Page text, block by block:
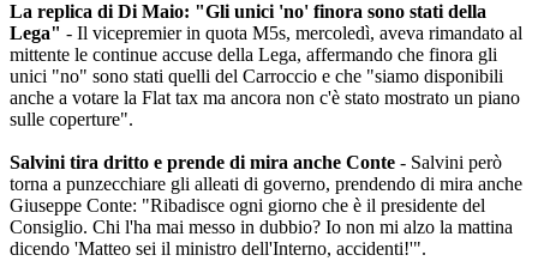
La replica di Di Maio: "Gli unici 'no' finora sono stati della
Lega" - Il vicepremier in quota M5s, mercoledì, aveva rimandato al
mittente le continue accuse della Lega, affermando che finora gli
unici "no" sono stati quelli del Carroccio e che "siamo disponibili
anche a votare la Flat tax ma ancora non c'è stato mostrato un piano
sulle coperture".
Salvini tira dritto e prende di mira anche Conte - Salvini però
torna a punzecchiare gli alleati di governo, prendendo di mira anche
Giuseppe Conte: "Ribadisce ogni giorno che è il presidente del
Consiglio. Chi l'ha mai messo in dubbio? Io non mi alzo la mattina
dicendo 'Matteo sei il ministro dell'Interno, accidenti!'".